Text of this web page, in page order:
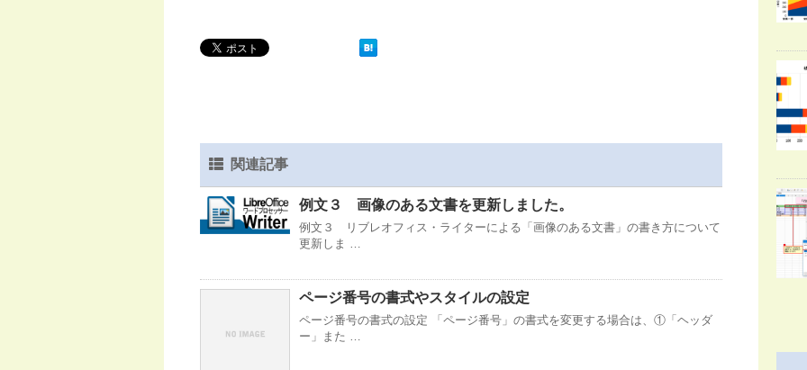
関連記事
例文３ 画像のある文書を更新しました。
例文３ リブレオフィス・ライターによる「画像のある文書」の書き方について
更新しま …
ページ番号の書式やスタイルの設定
ページ番号の書式の設定 「ページ番号」の書式を変更する場合は、①「ヘッダ
ー」また …